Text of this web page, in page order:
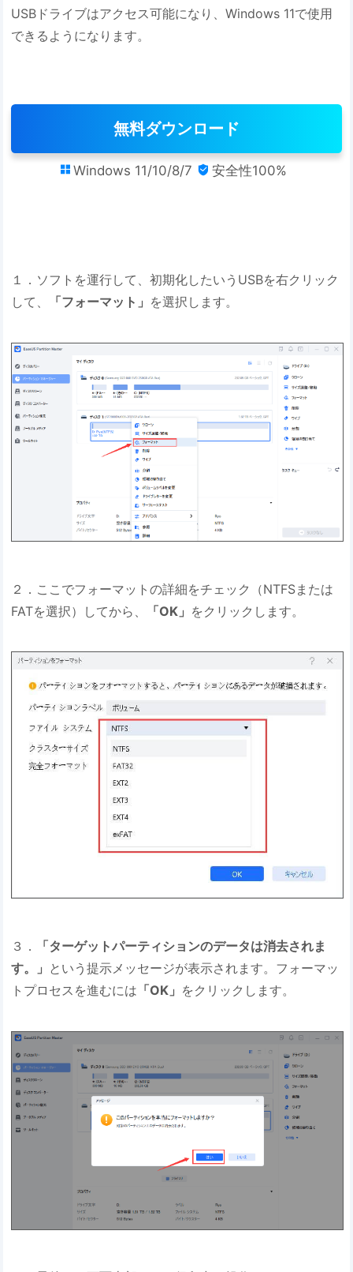
USBドライブはアクセス可能になり、Windows 11で使用
できるようになります。
無料ダウンロード
 Windows 11/10/8/7  安全性100%
１．ソフトを運行して、初期化したいうUSBを右クリック
して、
「フォーマット」 を選択します。
２．ここでフォーマットの詳細をチェック（NTFSまたは
FATを選択）してから、
「OK」 をクリックします。
３．
「ターゲットパーティションのデータは消去されま
す。」 という提示メッセージが表示されます。フォーマッ
トプロセスを進むには 「OK」 をクリックします。